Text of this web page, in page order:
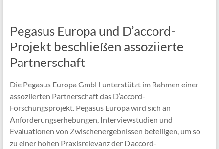
Pegasus Europa und D’accord-
Projekt beschließen assoziierte
Partnerschaft
Die Pegasus Europa GmbH unterstützt im Rahmen einer
assoziierten Partnerschaft das D’accord-
Forschungsprojekt. Pegasus Europa wird sich an
Anforderungserhebungen, Interviewstudien und
Evaluationen von Zwischenergebnissen beteiligen, um so
zu einer hohen Praxisrelevanz der D’accord-